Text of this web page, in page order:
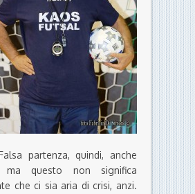
partenza, quindi, anche
ma questo non significa
che ci sia aria di crisi, anzi.